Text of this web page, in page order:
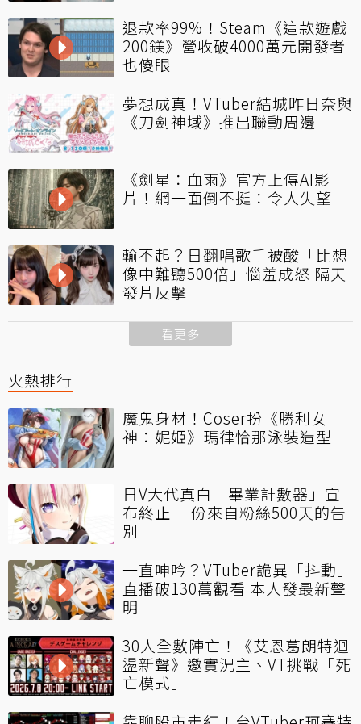
退款率99%！Steam《這款遊戲
200鎂》營收破4000萬元開發者
也傻眼
夢想成真！VTuber結城昨日奈與
《刀劍神域》推出聯動周邊
《劍星：血雨》官方上傳AI影
片！網一面倒不挺：令人失望
輸不起？日翻唱歌手被酸「比想
像中難聽500倍」惱羞成怒 隔天
發片反擊
看更多
火熱排行
魔鬼身材！Coser扮《勝利女
神：妮姬》瑪律恰那泳裝造型
日V大代真白「畢業計數器」宣
布終止 一份來自粉絲500天的告
別
一直呻吟？VTuber詭異「抖動」
直播破130萬觀看 本人發最新聲
明
30人全數陣亡！《艾恩葛朗特迴
盪新聲》邀實況主、VT挑戰「死
亡模式」